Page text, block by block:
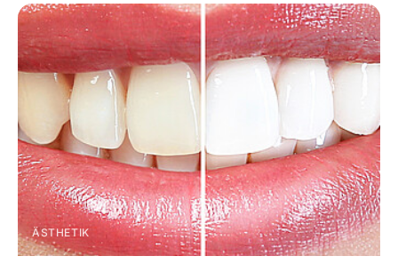
ÄSTHETIK